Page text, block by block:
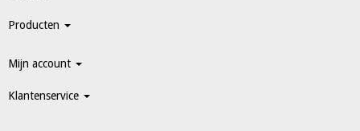
Producten
Mijn account
Klantenservice